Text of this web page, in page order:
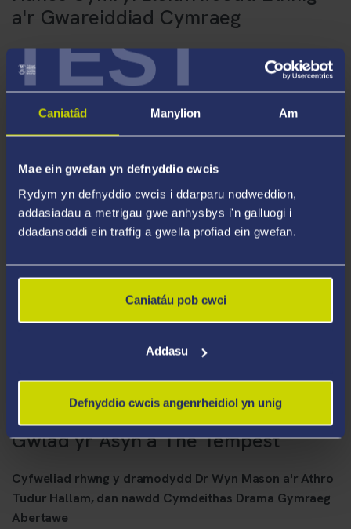
TEST
Caniatâd Manylion Am
Mae ein gwefan yn defnyddio cwcis
Rydym yn defnyddio cwcis i ddarparu nodweddion,
addasiadau a metrigau gwe anhysbys i'n galluogi i
ddadansoddi ein traffig a gwella profiad ein gwefan.
Caniatáu pob cwci
Addasu
Defnyddio cwcis angenrheidiol yn unig
a'r Gwareiddiad Cymraeg
Nos Iau, 5 Awst, 6pm, Y Babell Lên
drafod hanes lleiafrifoedd ethnig yn y Gymru Gymraeg. Hi
hefyd yw'r gyfrol gyntaf i drafod y pwnc o safbwynt y
awdur, Simon Brooks, yn sgwrsio gyda Daniel Williams.
Gwlad yr Asyn a The Tempest
Cyfweliad rhwng y dramodydd Dr Wyn Mason a'r Athro
Tudur Hallam, dan nawdd Cymdeithas Drama Gymraeg
Abertawe